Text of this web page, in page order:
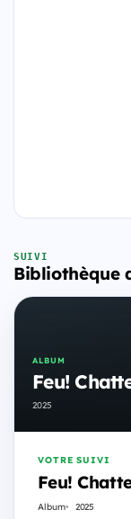
SUIVI
Bibliothèque
ALBUM
Feu!
2025
VOTRE SUIVI
Feu!
Album 2025